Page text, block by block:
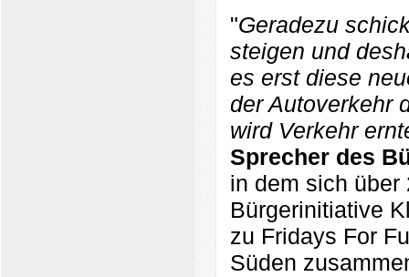
"Geradezu
steigen und
es erst diese
der Autoverkehr
wird Verkehr
Sprecher des
in dem sich über
Bürgerinitiative
zu Fridays For
Süden